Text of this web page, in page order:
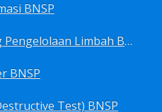
BNSP
Sertifikasi Monitoring Pengelolaan Limbah B3 BNSP
BNSP
Test) BNSP